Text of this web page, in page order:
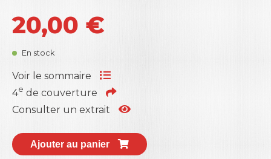
administrateurs et le processus décisionnel au sein
des conseils d’administration. Il développe un
diagnostic sur l’évaluation globale de la
des capitaux propres (ROE) et des actifs (ROA).
D’une actualité brûlante, il aborde un sujet qui a
vocation à irriguer l’esprit du siècle avec la percée
de l’intelligence artificielle et la virtualisation
20,00 €
En stock
Voir le sommaire
4e de couverture
Consulter un extrait
Ajouter au panier